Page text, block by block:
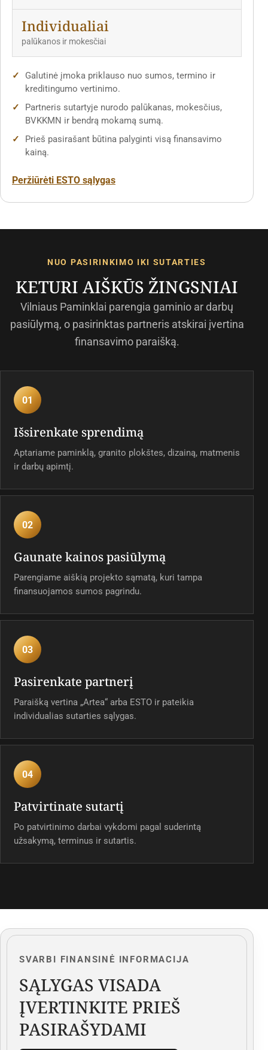
Individualiai
palūkanos ir mokesčiai
Galutinė įmoka priklauso nuo sumos, termino ir
kreditingumo vertinimo.
Partneris sutartyje nurodo palūkanas, mokesčius,
BVKKMN ir bendrą mokamą sumą.
Prieš pasirašant būtina palyginti visą finansavimo
kainą.
Peržiūrėti ESTO sąlygas
NUO PASIRINKIMO IKI SUTARTIES
KETURI AIŠKŪS ŽINGSNIAI
Vilniaus Paminklai parengia gaminio ar darbų
pasiūlymą, o pasirinktas partneris atskirai įvertina
finansavimo paraišką.
01
Išsirenkate sprendimą
Aptariame paminklą, granito plokštes, dizainą, matmenis
ir darbų apimtį.
02
Gaunate kainos pasiūlymą
Parengiame aiškią projekto sąmatą, kuri tampa
finansuojamos sumos pagrindu.
03
Pasirenkate partnerį
Paraišką vertina „Artea“ arba ESTO ir pateikia
individualias sutarties sąlygas.
04
Patvirtinate sutartį
Po patvirtinimo darbai vykdomi pagal suderintą
užsakymą, terminus ir sutartis.
SVARBI FINANSINĖ INFORMACIJA
SĄLYGAS VISADA
ĮVERTINKITE PRIEŠ
PASIRAŠYDAMI